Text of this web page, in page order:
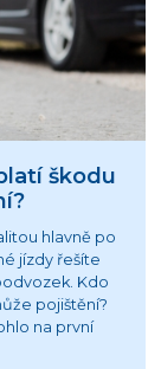
škodu
hlavně po
jízdy řešíte
Kdo
pojištění?
na první